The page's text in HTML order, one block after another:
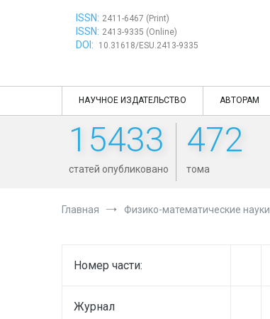
ISSN: 2411-6467 (Print)
ISSN: 2413-9335 (Online)
DOI: 10.31618/ESU.2413-9335
НАУЧНОЕ ИЗДАТЕЛЬСТВО АВТОРАМ
15433
статей опубликовано
472
тома
Главная Физико-математические науки
Номер части:
Журнал